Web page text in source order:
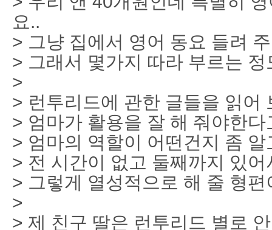
요..
> 그냥 집에서 영어 동요 들려
> 그래서 몇가지 따라 부르는 정
>
> 런투리드에 관한 글들을 읽어
> 엄마가 활용을 잘 해 줘야한다
> 엄마의 역할이 어떤건지 좀 알
> 전 시간이 없고 둘째까지 있어
> 그렇게 열성적으로 해 줄 형
>
> 제 친구 딸은 런투리드 별로